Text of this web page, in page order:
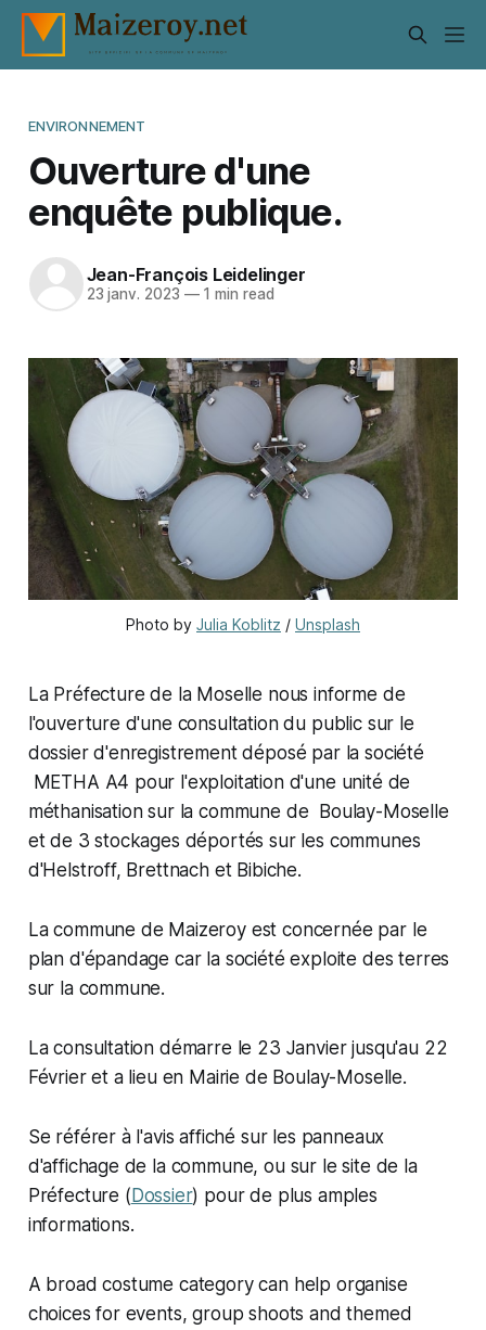
ENVIRONNEMENT
Ouverture d'une
enquête publique.
Jean-François Leidelinger
23 janv. 2023 —1 min read
Photo by Julia Koblitz / Unsplash
La Préfecture de la Moselle nous informe de
l'ouverture d'une consultation du public sur le
dossier d'enregistrement déposé par la société
METHA A4 pour l'exploitation d'une unité de
méthanisation sur la commune de Boulay-Moselle
et de 3 stockages déportés sur les communes
d'Helstroff, Brettnach et Bibiche.
La commune de Maizeroy est concernée par le
plan d'épandage car la société exploite des terres
sur la commune.
La consultation démarre le 23 Janvier jusqu'au 22
Février et a lieu en Mairie de Boulay-Moselle.
Se référer à l'avis affiché sur les panneaux
d'affichage de la commune, ou sur le site de la
Préfecture ( Dossier) pour de plus amples
informations.
A broad costume category can help organise
choices for events, group shoots and themed